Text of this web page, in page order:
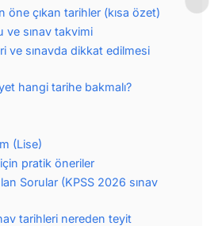
öne çıkan tarihler (kısa özet)
ve sınav takvimi
ve sınavda dikkat edilmesi
hangi tarihe bakmalı?
(Lise)
için pratik öneriler
Sorular (KPSS 2026 sınav
tarihleri nereden teyit